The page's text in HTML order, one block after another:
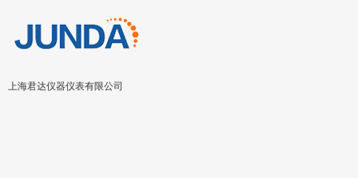
上海君达仪器仪表有限公司